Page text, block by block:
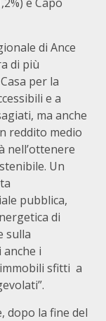
di Ance
di più
per la
e a
ma anche
reddito medio
nell’ottenere
Un
pubblica,
di
sulla
i
sfitti a
dopo la fine del